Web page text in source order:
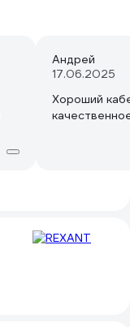
Андрей
17.06.2025
Хороший